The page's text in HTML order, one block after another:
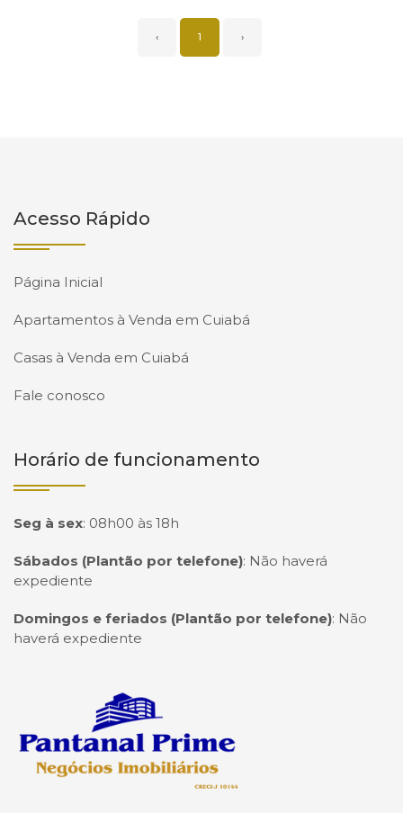
‹ 1 ›
Acesso Rápido
Página Inicial
Apartamentos à Venda em Cuiabá
Casas à Venda em Cuiabá
Fale conosco
Horário de funcionamento
Seg à sex: 08h00 às 18h
Sábados (Plantão por telefone): Não haverá
expediente
Domingos e feriados (Plantão por telefone): Não
haverá expediente
Página inicial